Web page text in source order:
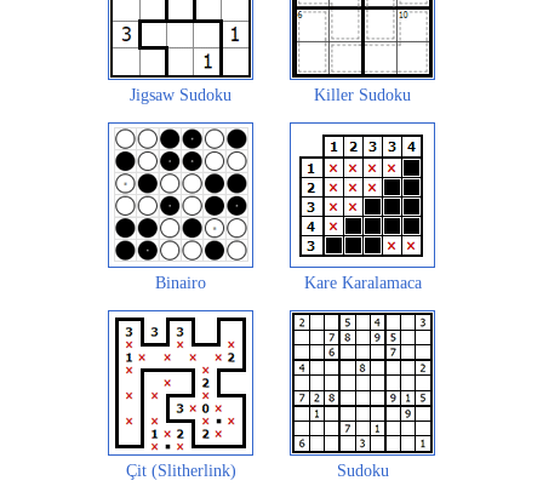
Jigsaw Sudoku Killer Sudoku
Binairo Kare Karalamaca
Çit (Slitherlink) Sudoku